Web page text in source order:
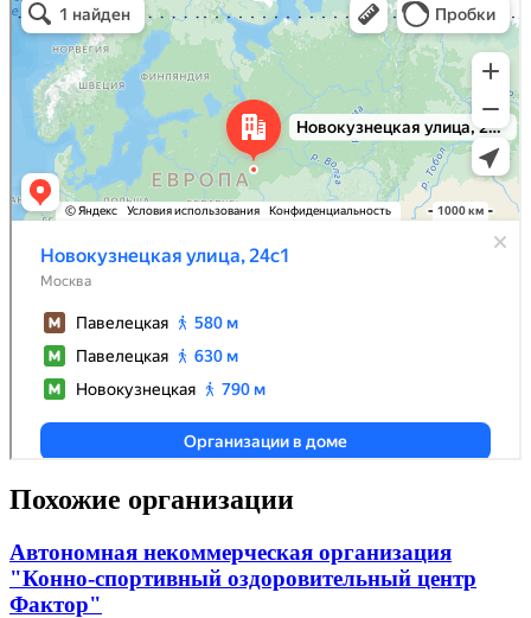
Похожие организации
Автономная некоммерческая организация
"Конно-спортивный оздоровительный центр
Фактор"